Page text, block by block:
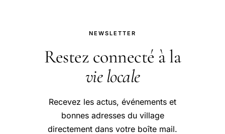
NEWSLETTER
Restez connecté à la
vie locale
Recevez les actus, événements et
bonnes adresses du village
directement dans votre boîte mail.